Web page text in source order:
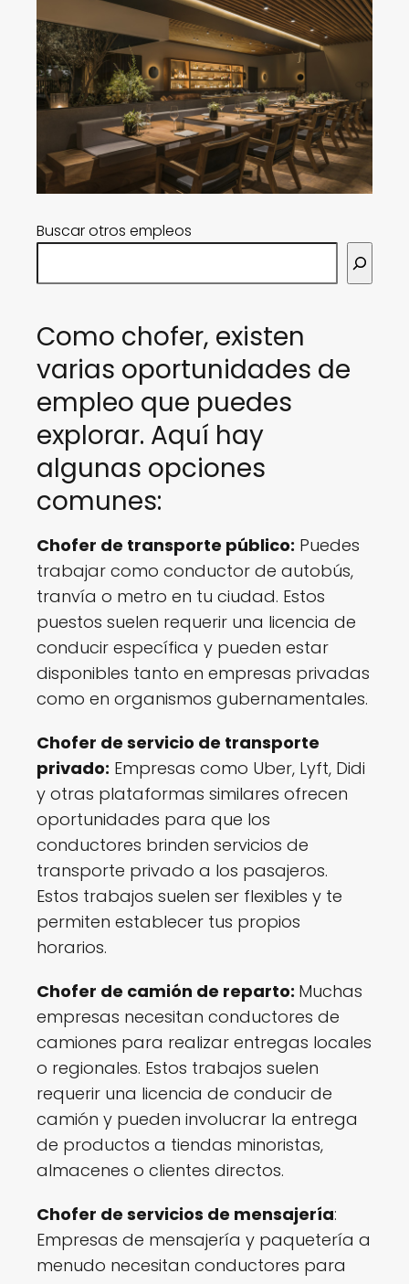
Buscar otros empleos
Como chofer, existen
varias oportunidades de
empleo que puedes
explorar. Aquí hay
algunas opciones
comunes:
Chofer de transporte público: Puedes
trabajar como conductor de autobús,
tranvía o metro en tu ciudad. Estos
puestos suelen requerir una licencia de
conducir específica y pueden estar
disponibles tanto en empresas privadas
como en organismos gubernamentales.
Chofer de servicio de transporte
privado: Empresas como Uber, Lyft, Didi
y otras plataformas similares ofrecen
oportunidades para que los
conductores brinden servicios de
transporte privado a los pasajeros.
Estos trabajos suelen ser flexibles y te
permiten establecer tus propios
horarios.
Chofer de camión de reparto: Muchas
empresas necesitan conductores de
camiones para realizar entregas locales
o regionales. Estos trabajos suelen
requerir una licencia de conducir de
camión y pueden involucrar la entrega
de productos a tiendas minoristas,
almacenes o clientes directos.
Chofer de servicios de mensajería:
Empresas de mensajería y paquetería a
menudo necesitan conductores para